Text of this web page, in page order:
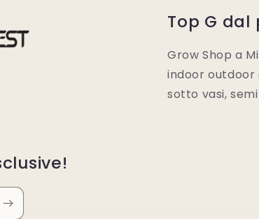
Top G dal
Grow Shop a
indoor outdoor
sotto vasi,